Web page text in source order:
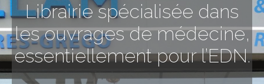
Librairie spécialisée dans
les ouvrages de médecine,
essentiellement pour l’EDN.